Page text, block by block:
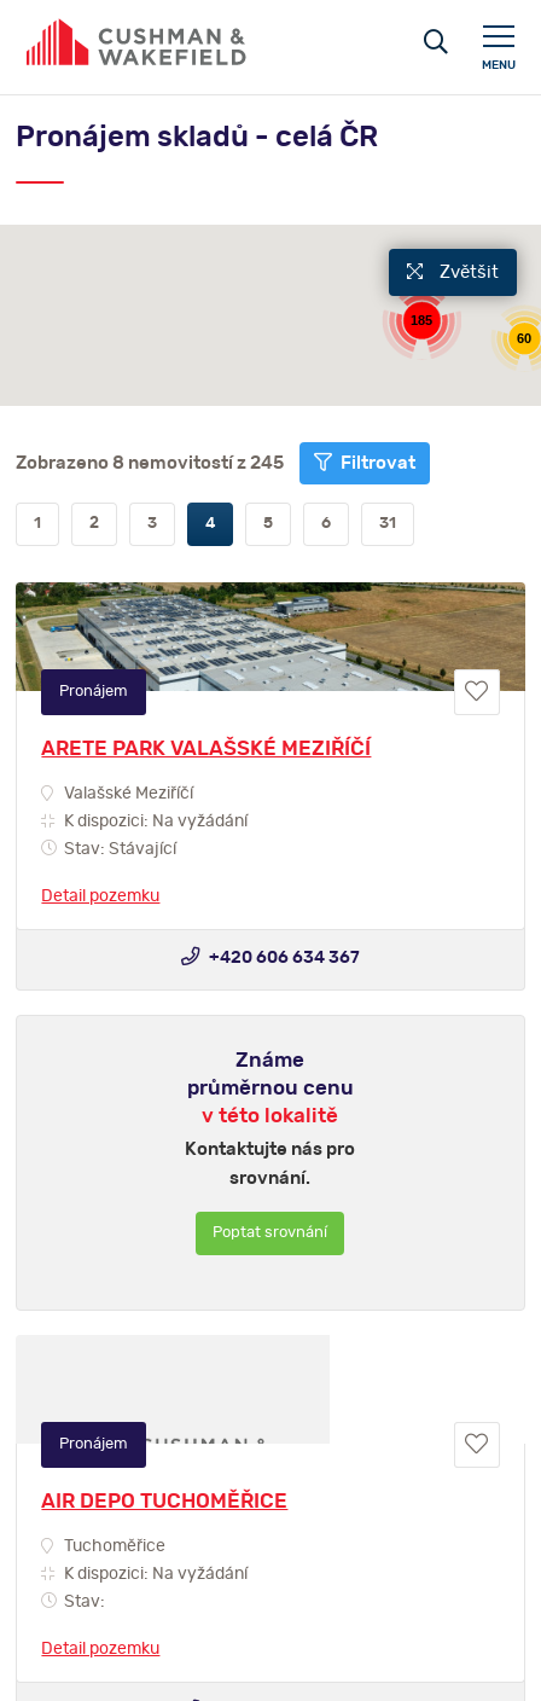
MENU
Pronájem skladů - celá ČR
185
60
Zvětšit
Zobrazeno 8 nemovitostí z 245 Filtrovat
1 2 3 4 5 6 31
ARETE PARK VALAŠSKÉ MEZIŘÍČÍ
Valašské Meziříčí
K dispozici: Na vyžádání
Stav: Stávající
Detail pozemku
Pronájem
+420 606 634 367
Známe
průměrnou cenu
v této lokalitě
Kontaktujte nás pro
srovnání.
Poptat srovnání
AIR DEPO TUCHOMĚŘICE
Tuchoměřice
K dispozici: Na vyžádání
Stav:
Detail pozemku
Pronájem